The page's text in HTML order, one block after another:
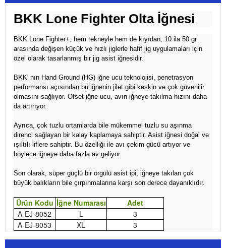
BKK Lone Fighter Olta İğnesi
BKK Lone Fighter+, hem tekneyle hem de kıyıdan, 10 ila 50 gr
arasında değişen küçük ve hızlı jiglerle hafif jig uygulamaları için
özel olarak tasarlanmış bir jig asist iğnesidir.
BKK' nın Hand Ground (HG) iğne ucu teknolojisi, penetrasyon
performansı açısından bu iğnenin jilet gibi keskin ve çok güvenilir
olmasını sağlıyor. Ofset iğne ucu, avın iğneye takılma hızını daha
da artırıyor.
Ayrıca, çok tuzlu ortamlarda bile mükemmel tuzlu su aşınma
direnci sağlayan bir kalay kaplamaya sahiptir. Asist iğnesi doğal ve
ışıltılı liflere sahiptir. Bu özelliği ile avı çekim gücü artıyor ve
böylece iğneye daha fazla av geliyor.
Son olarak, süper güçlü bir örgülü asist ipi, iğneye takılan çok
büyük balıkların bile çırpınmalarına karşı son derece dayanıklıdır.
Ürün Kodu İğne Numarası
Adet
A-EJ-8052
L
3
A-EJ-8053
XL 3